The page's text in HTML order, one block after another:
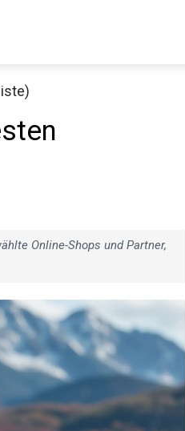
Online-Shops und Partner,